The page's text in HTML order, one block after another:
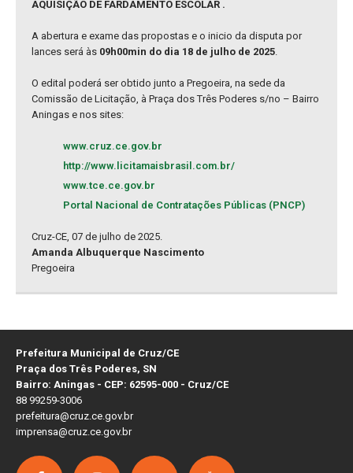
AQUISIÇÃO DE FARDAMENTO ESCOLAR .
A abertura e exame das propostas e o inicio da disputa por
lances será às 09h00min do dia 18 de julho de 2025.
O edital poderá ser obtido junto a Pregoeira, na sede da
Comissão de Licitação, à Praça dos Três Poderes s/no – Bairro
Aningas e nos sites:
www.cruz.ce.gov.br
http://www.licitamaisbrasil.com.br/
www.tce.ce.gov.br
Portal Nacional de Contratações Públicas (PNCP)
Cruz-CE, 07 de julho de 2025.
Amanda Albuquerque Nascimento
Pregoeira
Prefeitura Municipal de Cruz/CE
Praça dos Três Poderes, SN
Bairro: Aningas - CEP: 62595-000 - Cruz/CE
88 99259-3006
prefeitura@cruz.ce.gov.br
imprensa@cruz.ce.gov.br